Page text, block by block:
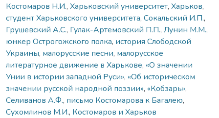
Костомаров Н.И., Харьковский университет, Харьков,
студент Харьковского университета, Сокальский И.П.,
Грушевский А.С., Гулак-Артемовский П.П., Лунин М.М.,
юнкер Острогожского полка, история Слободской
Украины, малорусские песни, малорусское
литературное движение в Харькове, «О значении
Унии в истории западной Руси», «Об историческом
значении русской народной поэзии», «Кобзарь»,
Селиванов А.Ф., письмо Костомарова к Багалею,
Сухомлинов М.И., Костомаров и Харьков